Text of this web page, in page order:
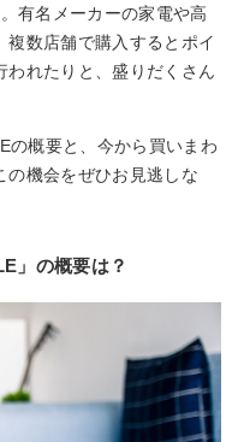
有名メーカーの家電や高
数店舗で購入するとポイ
われたりと、盛りだくさん
の概要と、今から買いまわ
の機会をぜひお見逃しな
」の概要は？